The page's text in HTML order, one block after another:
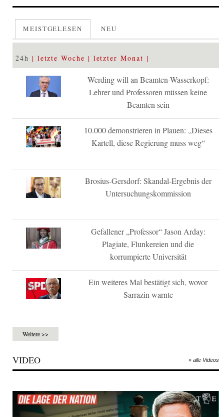
MEISTGELESEN NEU
24h letzte Woche letzter Monat
Werding will an Beamten-Wasserkopf:
Lehrer und Professoren müssen keine
Beamten sein
10.000 demonstrieren in Plauen: „Dieses
Kartell, diese Regierung muss weg“
Brosius-Gersdorf: Skandal-Ergebnis der
Untersuchungskommission
Gefallener „Professor“ Jason Arday:
Plagiate, Flunkereien und die
korrumpierte Universität
Ein weiteres Mal bestätigt sich, wovor
Sarrazin warnte
Weitere >>
VIDEO » alle Videos